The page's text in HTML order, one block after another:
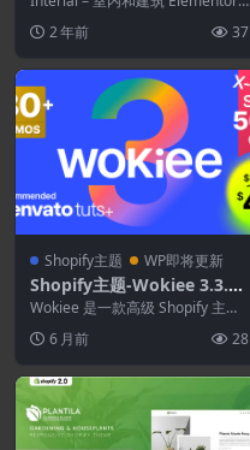
件 2 年前 37
Shopify主题 WP即将更新
Shopify主题-Wokiee 3.3.0–
多用途Shopify主题
Wokiee 是一款高级 Shopify 主
题，以其强大的功能和现代化的设
计脱颖...
6 月前 28